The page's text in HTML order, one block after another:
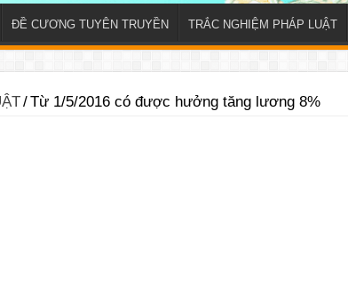
ĐỀ CƯƠNG TUYÊN TRUYỀN TRẮC NGHIỆM PHÁP LUẬT
/Từ 1/5/2016 có được hưởng tăng lương 8%